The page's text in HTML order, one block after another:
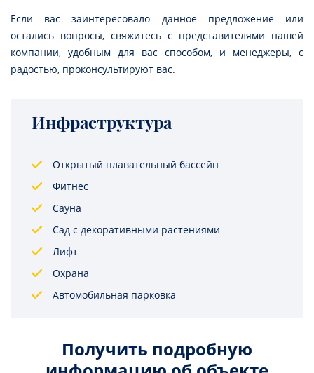
Если вас заинтересовало данное предложение или
остались вопросы, свяжитесь с представителями нашей
компании, удобным для вас способом, и менеджеры, с
радостью, проконсультируют вас.
Инфраструктура
Открытый плавательный бассейн
Фитнес
Сауна
Сад с декоративными растениями
Лифт
Охрана
Автомобильная парковка
Получить подробную